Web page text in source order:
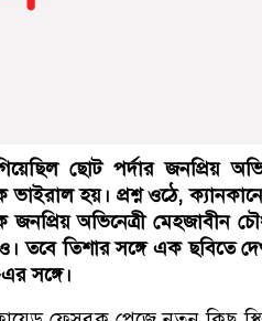
ছোট পর্দার জনপ্রিয়
হয়। প্রশ্ন ওঠে,
অভিনেত্রী মেহজাবীন
তিশার সঙ্গে এক ছবিতে
সঙ্গে।